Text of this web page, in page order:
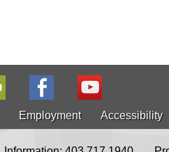
Employment Accessibility